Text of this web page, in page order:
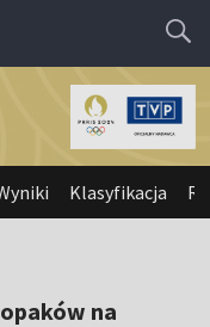
Klasyfikacja
na